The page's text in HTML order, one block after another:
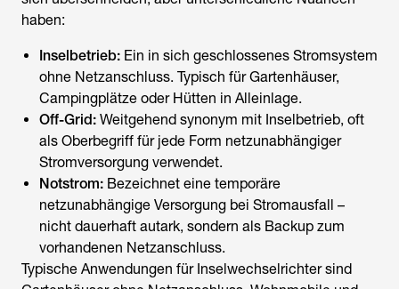
haben:
Inselbetrieb: Ein in sich geschlossenes Stromsystem
ohne Netzanschluss. Typisch für Gartenhäuser,
Campingplätze oder Hütten in Alleinlage.
Off-Grid: Weitgehend synonym mit Inselbetrieb, oft
als Oberbegriff für jede Form netzunabhängiger
Stromversorgung verwendet.
Notstrom: Bezeichnet eine temporäre
netzunabhängige Versorgung bei Stromausfall –
nicht dauerhaft autark, sondern als Backup zum
vorhandenen Netzanschluss.
Typische Anwendungen fürInselwechselrichtersind